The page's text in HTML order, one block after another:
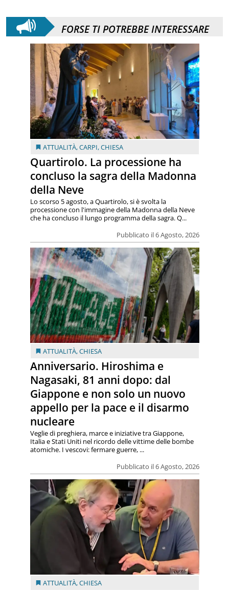
FORSE TI POTREBBE INTERESSARE
ATTUALITÀ,CARPI,CHIESA
Quartirolo. La processione ha
concluso la sagra della Madonna
della Neve
Pubblicato il 6 Agosto, 2026
Lo scorso 5 agosto, a Quartirolo, si è svolta la
processione con l'immagine della Madonna della Neve
che ha concluso il lungo programma della sagra. Q...
ATTUALITÀ,CHIESA
Anniversario. Hiroshima e
Nagasaki, 81 anni dopo: dal
Giappone e non solo un nuovo
appello per la pace e il disarmo
nucleare
Pubblicato il 6 Agosto, 2026
Veglie di preghiera, marce e iniziative tra Giappone,
Italia e Stati Uniti nel ricordo delle vittime delle bombe
atomiche. I vescovi: fermare guerre, ...
ATTUALITÀ,CHIESA